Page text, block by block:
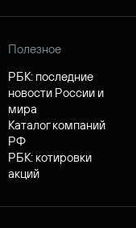
Полезное
РБК: последние
новости России и
мира
Каталог компаний
РФ
РБК: котировки
акций